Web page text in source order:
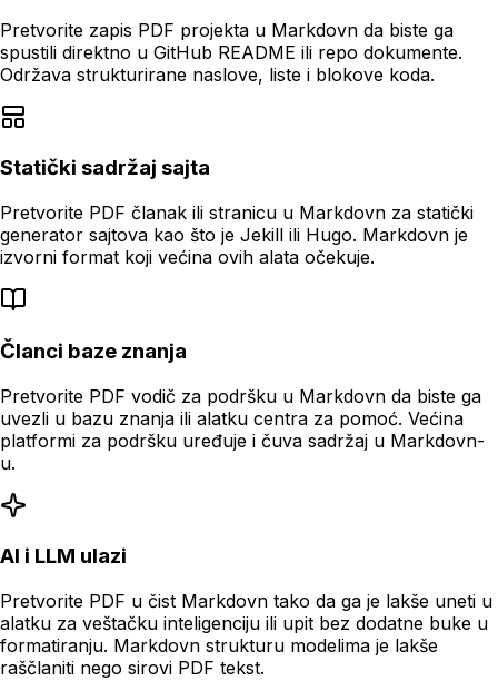
Pretvorite zapis PDF projekta u Markdovn da biste ga
spustili direktno u GitHub README ili repo dokumente.
Održava strukturirane naslove, liste i blokove koda.
Statički sadržaj sajta
Pretvorite PDF članak ili stranicu u Markdovn za statički
generator sajtova kao što je Jekill ili Hugo. Markdovn je
izvorni format koji većina ovih alata očekuje.
Članci baze znanja
Pretvorite PDF vodič za podršku u Markdovn da biste ga
uvezli u bazu znanja ili alatku centra za pomoć. Većina
platformi za podršku uređuje i čuva sadržaj u Markdovn-
u.
AI i LLM ulazi
Pretvorite PDF u čist Markdovn tako da ga je lakše uneti u
alatku za veštačku inteligenciju ili upit bez dodatne buke u
formatiranju. Markdovn strukturu modelima je lakše
raščlaniti nego sirovi PDF tekst.